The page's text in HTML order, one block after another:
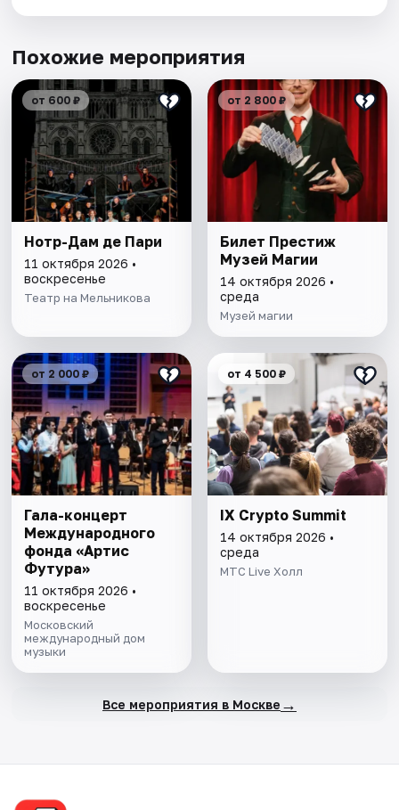
Похожие мероприятия
от 600 ₽
Нотр-Дам де Пари
11 октября 2026 •
воскресенье
Театр на Мельникова
от 2 800 ₽
Билет Престиж
Музей Магии
14 октября 2026 •
среда
Музей магии
от 2 000 ₽
Гала-концерт
Международного
фонда «Артис
Футура»
11 октября 2026 •
воскресенье
Московский
международный дом
музыки
от 4 500 ₽
IX Crypto Summit
14 октября 2026 •
среда
MTC Live Холл
Все мероприятия в Москве →